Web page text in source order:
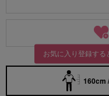
お気に入り登録する
160cm